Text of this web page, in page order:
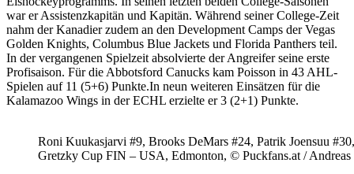
war er Assistenzkapitän und Kapitän. Während seiner College-Zeit
nahm der Kanadier zudem an den Development Camps der Vegas
Golden Knights, Columbus Blue Jackets und Florida Panthers teil.
In der vergangenen Spielzeit absolvierte der Angreifer seine erste
Profisaison. Für die Abbotsford Canucks kam Poisson in 43 AHL-
Spielen auf 11 (5+6) Punkte.In neun weiteren Einsätzen für die
Kalamazoo Wings in der ECHL erzielte er 3 (2+1) Punkte.
Roni Kuukasjarvi #9, Brooks DeMars #24, Patrik Joensuu
Gretzky Cup FIN – USA, Edmonton, © Puckfans.at / Andreas